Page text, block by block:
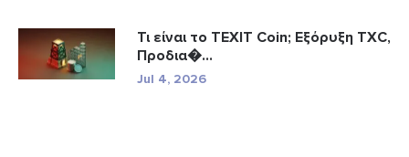
Τι είναι το TEXIT Coin; Εξόρυξη TXC,
Προδια�...
Jul 4, 2026